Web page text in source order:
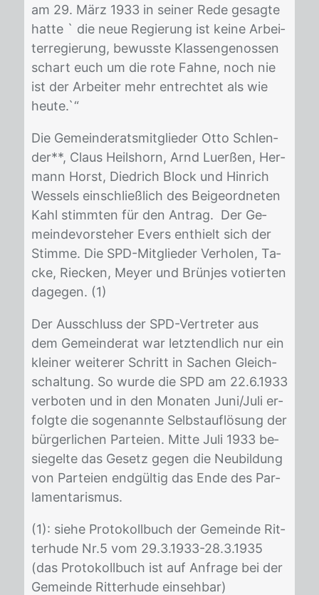
am 29. März 1933 in sei­ner Rede ge­sag­te
hat­te ` die neue Re­gie­rung ist kei­ne Ar­bei­
ter­re­gie­rung, be­wuss­te Klas­sen­ge­nos­sen
schart euch um die rote Fah­ne, noch nie
ist der Ar­bei­ter mehr ent­rech­tet als wie
heu­te.`“
Die Ge­mein­de­rats­mit­glie­der Otto Schlen­
der**, Claus Heils­horn, Arnd Lu­er­ßen, Her­
mann Horst, Di­ed­rich Block und Hin­rich
Wes­sels ein­schließ­lich des Bei­ge­ord­ne­ten
Kahl stimm­ten für den An­trag. Der Ge­
mein­de­vor­ste­her Evers ent­hielt sich der
Stim­me. Die SPD-Mit­glie­der Ver­ho­len, Ta­
cke, Riecken, Mey­er und Brün­jes vo­tier­ten
da­ge­gen. (1)
Der Aus­schluss der SPD-Ver­tre­ter aus
dem Ge­mein­de­rat war letzt­end­lich nur ein
klei­ner wei­te­rer Schritt in Sa­chen Gleich­
schal­tung. So wur­de die SPD am 22.6.1933
ver­bo­ten und in den Mo­na­ten Juni/​Juli er­
folg­te die so­ge­nann­te Selbst­auf­lö­sung der
bür­ger­li­chen Par­tei­en. Mit­te Juli 1933 be­
sie­gel­te das Ge­setz ge­gen die Neu­bil­dung
von Par­tei­en end­gül­tig das Ende des Par­
la­men­ta­ris­mus.
(1): sie­he Pro­to­koll­buch der Ge­mein­de Rit­
ter­hu­de Nr.5 vom 29.3.1933-28.3.1935
(das Pro­to­koll­buch ist auf An­fra­ge bei der
Ge­mein­de Rit­ter­hu­de ein­seh­bar)